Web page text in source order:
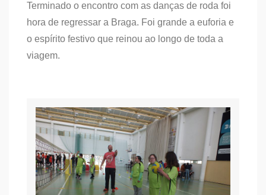
Terminado o encontro com as danças de roda foi
hora de regressar a Braga. Foi grande a euforia e
o espírito festivo que reinou ao longo de toda a
viagem.